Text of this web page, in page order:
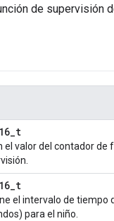
de supervisión
el valor del contador de
el intervalo de tiempo
para el niño.